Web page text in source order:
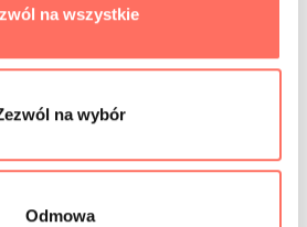
na wszystkie
na wybór
Odmowa
produkty